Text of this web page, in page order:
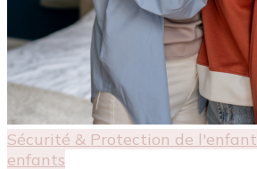
Sécurité & Protection de l'enfant
enfants